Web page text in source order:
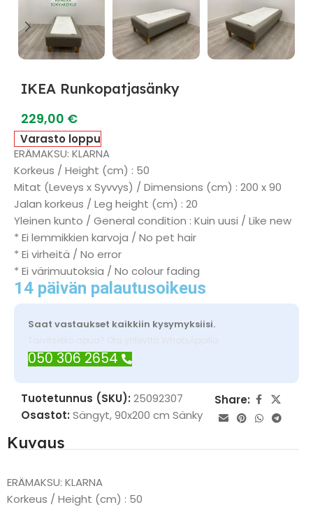
IKEA Runkopatjasänky
229,00 €
Varasto loppu
ERÄMAKSU: KLARNA
Korkeus / Height (cm) : 50
Mitat (Leveys x Syvvys) / Dimensions (cm) : 200 x 90
Jalan korkeus / Leg height (cm) : 20
Yleinen kunto / General condition : Kuin uusi / Like new
* Ei lemmikkien karvoja / No pet hair
* Ei virheitä / No error
* Ei värimuutoksia / No colour fading
14 päivän palautusoikeus
Saat vastaukset kaikkiin kysymyksiisi.
Tarvitsetko apua? Ota yhteyttä WhatsAppilla
050 306 2654
Tuotetunnus (SKU): 25092307
Osastot: Sängyt,90x200 cm Sänky
Share:
Kuvaus
ERÄMAKSU: KLARNA
Korkeus / Height (cm) : 50